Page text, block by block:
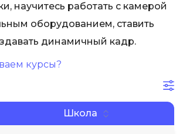
научитесь работать с камерой
оборудованием, ставить
динамичный кадр.
курсы?
Школа